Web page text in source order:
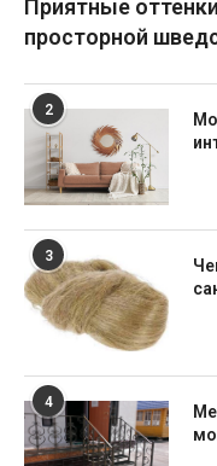
Приятные
просторной
2
3
4